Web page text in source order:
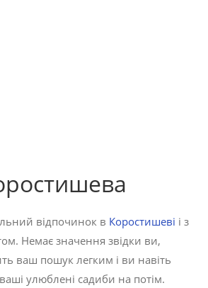
відпочинок в Коростишеві і з
Немає значення звідки ви,
ваш пошук легким і ви навіть
улюблені садиби на потім.